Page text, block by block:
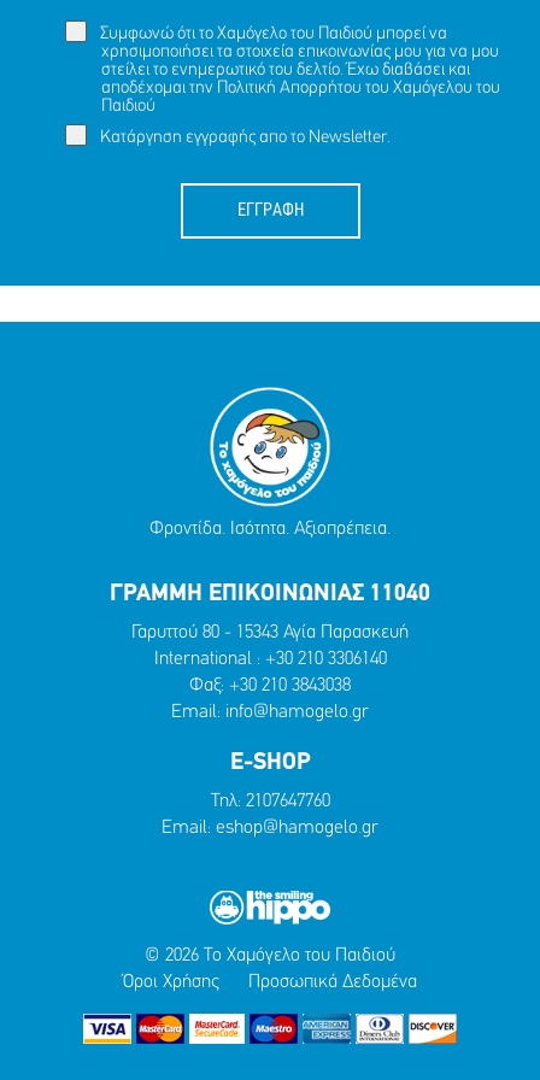
Συμφωνώ ότι το Χαμόγελο του Παιδιού μπορεί να
χρησιμοποιήσει τα στοιχεία επικοινωνίας μου για να μου
στείλει το ενημερωτικό του δελτίο. Έχω διαβάσει και
αποδέχομαι την Πολιτική Απορρήτου του Χαμόγελου του
Παιδιού
Κατάργηση εγγραφής απο το Newsletter.
ΕΓΓΡΑΦΗ
Φροντίδα. Ισότητα. Αξιοπρέπεια.
ΓΡΑΜΜΗ ΕΠΙΚΟΙΝΩΝΙΑΣ 11040
Γαρυττού 80 - 15343 Αγία Παρασκευή
International : +30 210 3306140
Φαξ: +30 210 3843038
Email: info@hamogelo.gr
E-SHOP
Τηλ: 2107647760
Email: eshop@hamogelo.gr
© 2026 Το Χαμόγελο του Παιδιού
Όροι Χρήσης
Προσωπικά Δεδομένα